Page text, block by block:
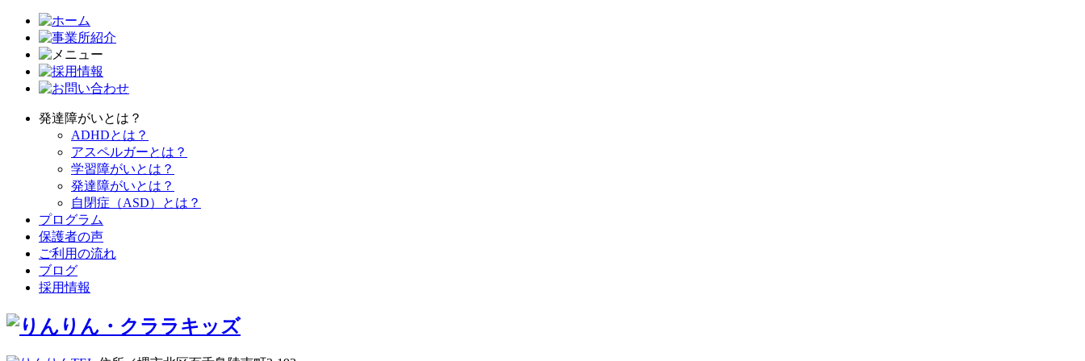
発達障がいとは？
ADHDとは？
アスペルガーとは？
学習障がいとは？
発達障がいとは？
自閉症（ASD）とは？
プログラム
保護者の声
ご利用の流れ
ブログ
採用情報